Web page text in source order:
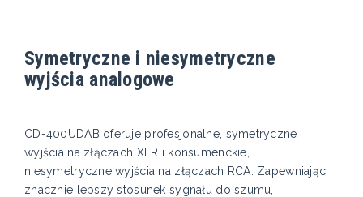
Symetryczne i niesymetryczne
wyjścia analogowe
CD-400UDAB oferuje profesjonalne, symetryczne
wyjścia na złączach XLR i konsumenckie,
niesymetryczne wyjścia na złączach RCA. Zapewniając
znacznie lepszy stosunek sygnału do szumu,